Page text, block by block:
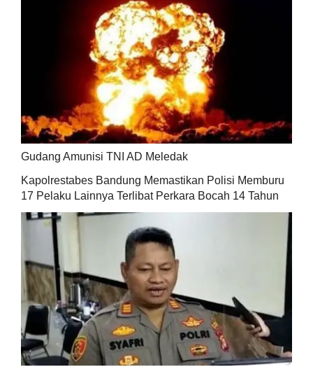
Gudang Amunisi TNI AD Meledak
Kapolrestabes Bandung Memastikan Polisi Memburu
17 Pelaku Lainnya Terlibat Perkara Bocah 14 Tahun